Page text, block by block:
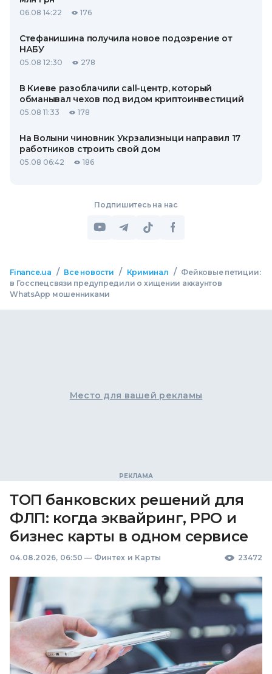
06.08 14:22 176
Стефанишина получила новое подозрение от
НАБУ
05.08 12:30 278
В Киеве разоблачили call-центр, который
обманывал чехов под видом криптоинвестиций
05.08 11:33 178
На Волыни чиновник Укрзализныци направил 17
работников строить свой дом
05.08 06:42 186
Подпишитесь на нас
Finance.ua / Все новости / Криминал / Фейковые петиции:
в Госспецсвязи предупредили о хищении аккаунтов
WhatsApp мошенниками
Место для вашей рекламы
ТОП банковских решений для
ФЛП: когда эквайринг, РРО и
бизнес карты в одном сервисе
04.08.2026, 06:50 — Финтех и Карты 23472